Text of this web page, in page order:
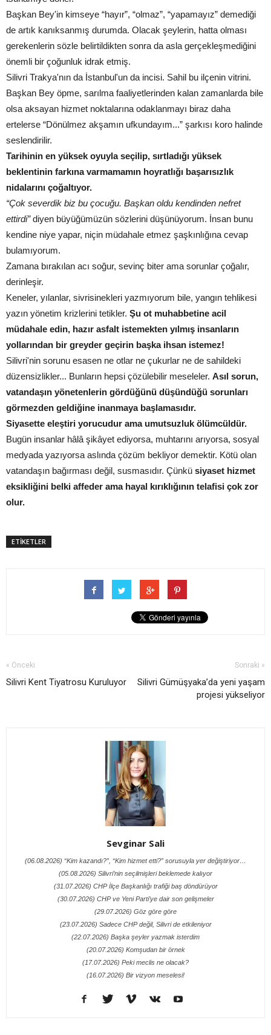
Başkan Bey'in kimseye “hayır”, “olmaz”, “yapamayız” demediği
de artık kanıksanmış durumda. Olacak şeylerin, hatta olması
gerekenlerin sözle belirtildikten sonra da asla gerçekleşmediğini
önemli bir çoğunluk idrak etmiş.
Silivri Trakya'nın da İstanbul'un da incisi. Sahil bu ilçenin vitrini.
Başkan Bey öpme, sarılma faaliyetlerinden kalan zamanlarda bile
olsa aksayan hizmet noktalarına odaklanmayı biraz daha
ertelerse “Dönülmez akşamın ufkundayım...” şarkısı koro halinde
seslendirilir.
Tarihinin en yüksek oyuyla seçilip, sırtladığı yüksek
beklentinin farkına varmamamın hoyratlığı başarısızlık
nidalarını çoğaltıyor.
“Çok severdik biz bu çocuğu. Başkan oldu kendinden nefret
ettirdi”diyen büyüğümüzün sözlerini düşünüyorum. İnsan bunu
kendine niye yapar, niçin müdahale etmez şaşkınlığına cevap
bulamıyorum.
Zamana bırakılan acı soğur, sevinç biter ama sorunlar çoğalır,
derinleşir.
Keneler, yılanlar, sivrisinekleri yazmıyorum bile, yangın tehlikesi
yazın yönetim krizlerini tetikler. Şu ot muhabbetine acil
müdahale edin, hazır asfalt istemekten yılmış insanların
yollarından bir greyder geçirin başka ihsan istemez!
Silivri'nin sorunu esasen ne otlar ne çukurlar ne de sahildeki
düzensizlikler... Bunların hepsi çözülebilir meseleler. Asıl sorun,
vatandaşın yönetenlerin gördüğünü düşündüğü sorunları
görmezden geldiğine inanmaya başlamasıdır.
Siyasette eleştiri yorucudur ama umutsuzluk ölümcüldür.
Bugün insanlar hâlâ şikâyet ediyorsa, muhtarını arıyorsa, sosyal
medyada yazıyorsa aslında çözüm bekliyor demektir. Kötü olan
vatandaşın bağırması değil, susmasıdır. Çünkü siyaset hizmet
eksikliğini belki affeder ama hayal kırıklığının telafisi çok zor
olur.
ETİKETLER
« Önceki
Silivri Kent Tiyatrosu Kuruluyor
Sonraki »
Silivri Gümüşyaka’da yeni yaşam
projesi yükseliyor
Sevginar Sali
(06.08.2026) “Kim kazandı?”, “Kim hizmet etti?” sorusuyla yer değiştiriyor…
(05.08.2026) Silivri’nin seçilmişleri beklemede kalıyor
(31.07.2026) CHP İlçe Başkanlığı trafiği baş döndürüyor
(30.07.2026) CHP ve Yeni Parti’ye dair son gelişmeler
(29.07.2026) Göz göre göre
(23.07.2026) Sadece CHP değil, Silivri de etkileniyor
(22.07.2026) Başka şeyler yazmak isterdim
(20.07.2026) Komşudan bir örnek
(17.07.2026) Peki meclis ne olacak?
(16.07.2026) Bir vizyon meselesi!